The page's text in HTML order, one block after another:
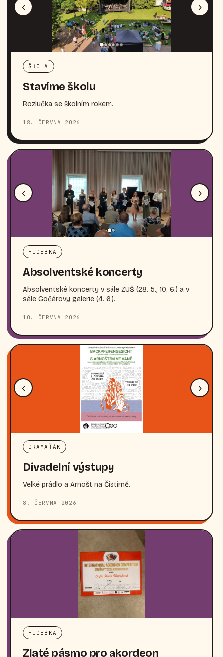
‹ ›
ŠKOLA
Stavíme školu
Rozlučka se školním rokem.
18. ČERVNA 2026
‹ ›
HUDEBKA
Absolventské koncerty
Absolventské koncerty v sále ZUŠ (28. 5., 10. 6.) a v
sále Gočárovy galerie (4. 6.).
10. ČERVNA 2026
‹ ›
DRAMAŤÁK
Divadelní výstupy
Velké prádlo a Arnošt na Čistírně.
8. ČERVNA 2026
HUDEBKA
Zlaté pásmo pro akordeon